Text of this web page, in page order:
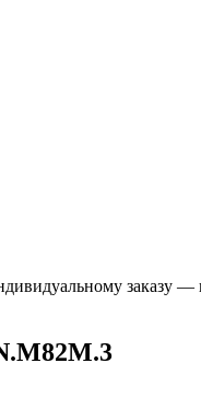
заказу